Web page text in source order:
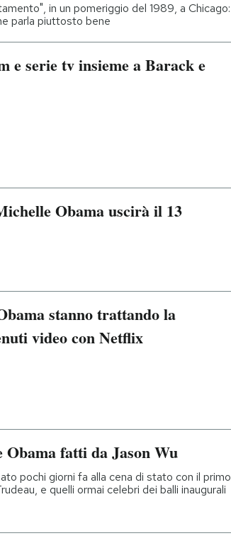
in un pomeriggio del 1989, a Chicago:
parla piuttosto bene
e serie tv insieme a Barack e
Obama uscirà il 13
stanno trattando la
video con Netflix
fatti da Jason Wu
pochi giorni fa alla cena di stato con il primo
e quelli ormai celebri dei balli inaugurali